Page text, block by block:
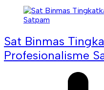
Sat Binmas
Profesionalisme